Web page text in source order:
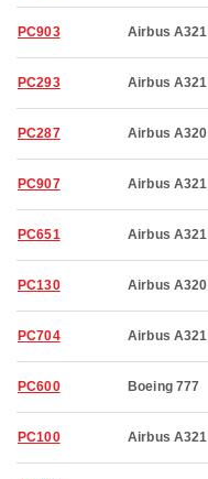
PC903 Airbus A321
PC293 Airbus A321
PC287 Airbus A320
PC907 Airbus A321
PC651 Airbus A321
PC130 Airbus A320
PC704 Airbus A321
PC600 Boeing 777
PC100 Airbus A321